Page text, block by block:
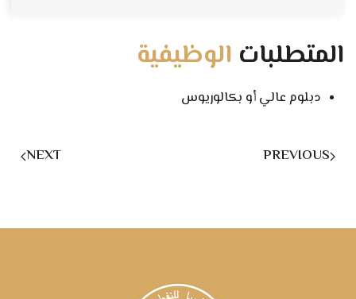
المتطلبات الوظيفية
دبلوم عالي أو بكالوريوس
PREVIOUS
NEXT